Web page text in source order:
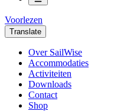
Voorlezen
Translate
Over SailWise
Accommodaties
Activiteiten
Downloads
Contact
Shop